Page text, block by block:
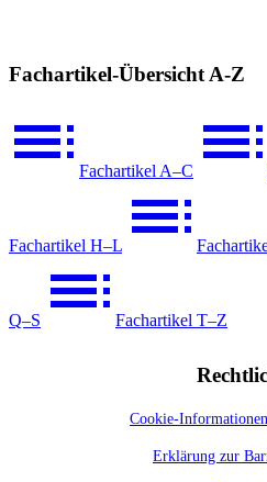
Fachartikel-Übersicht A-Z
Fachartikel A–C
Fachartikel H–L
Q–S Fachartikel T–Z
Cookie-
Erklärung zur